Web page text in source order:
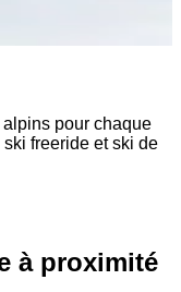
pour chaque
freeride et ski de
à proximité